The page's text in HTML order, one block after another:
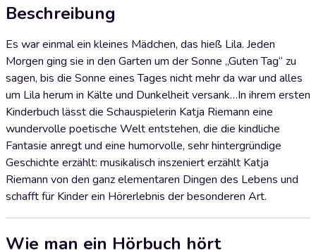
Beschreibung
Es war einmal ein kleines Mädchen, das hieß Lila. Jeden
Morgen ging sie in den Garten um der Sonne „Guten Tag“ zu
sagen, bis die Sonne eines Tages nicht mehr da war und alles
um Lila herum in Kälte und Dunkelheit versank…In ihrem ersten
Kinderbuch lässt die Schauspielerin Katja Riemann eine
wundervolle poetische Welt entstehen, die die kindliche
Fantasie anregt und eine humorvolle, sehr hintergründige
Geschichte erzählt: musikalisch inszeniert erzählt Katja
Riemann von den ganz elementaren Dingen des Lebens und
schafft für Kinder ein Hörerlebnis der besonderen Art.
Wie man ein Hörbuch hört